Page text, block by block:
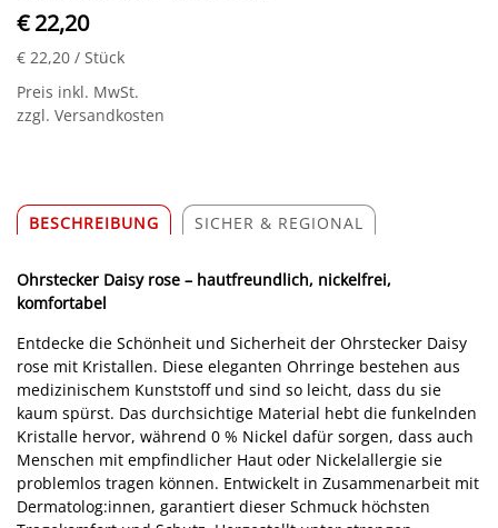
€ 22,20
€ 22,20 / Stück
Preis inkl. MwSt.
zzgl. Versandkosten
BESCHREIBUNG SICHER & REGIONAL
Ohrstecker Daisy rose – hautfreundlich, nickelfrei,
komfortabel
Entdecke die Schönheit und Sicherheit der Ohrstecker Daisy
rose mit Kristallen. Diese eleganten Ohrringe bestehen aus
medizinischem Kunststoff und sind so leicht, dass du sie
kaum spürst. Das durchsichtige Material hebt die funkelnden
Kristalle hervor, während 0 % Nickel dafür sorgen, dass auch
Menschen mit empfindlicher Haut oder Nickelallergie sie
problemlos tragen können. Entwickelt in Zusammenarbeit mit
Dermatolog:innen, garantiert dieser Schmuck höchsten